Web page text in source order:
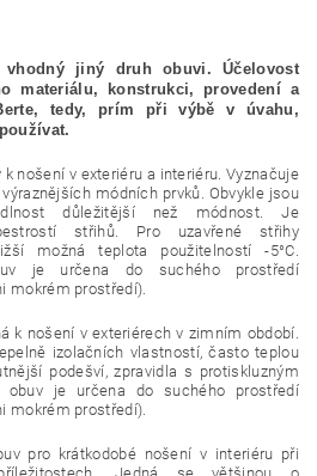
jiný druh obuvi. Účelovost
materiálu, konstrukci, provedení a
tedy, prím při výbě v úvahu,
k nošení v exteriéru a interiéru. Vyznačuje
módních prvků. Obvykle jsou
důležitější než módnost. Je
střihů. Pro uzavřené střihy
možná teplota použitelností -5°C.
je určena do suchého prostředí
mokrém prostředí).
k nošení v exteriérech v zimním období.
izolačních vlastností, často teplou
podešví, zpravidla s protiskluzným
obuv je určena do suchého prostředí
mokrém prostředí).
pro krátkodobé nošení v interiéru při